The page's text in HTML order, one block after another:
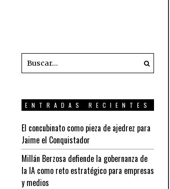
ENTRADAS RECIENTES
El concubinato como pieza de ajedrez para
Jaime el Conquistador
Millán Berzosa defiende la gobernanza de
la IA como reto estratégico para empresas
y medios